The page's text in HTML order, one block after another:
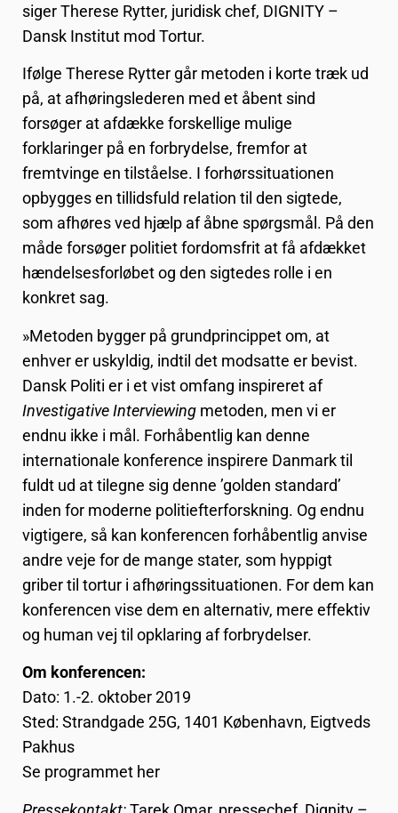
siger Therese Rytter, juridisk chef, DIGNITY –
Dansk Institut mod Tortur.
Ifølge Therese Rytter går metoden i korte træk ud
på, at afhøringslederen med et åbent sind
forsøger at afdække forskellige mulige
forklaringer på en forbrydelse, fremfor at
fremtvinge en tilståelse. I forhørssituationen
opbygges en tillidsfuld relation til den sigtede,
som afhøres ved hjælp af åbne spørgsmål. På den
måde forsøger politiet fordomsfrit at få afdækket
hændelsesforløbet og den sigtedes rolle i en
konkret sag.
»Metoden bygger på grundprincippet om, at
enhver er uskyldig, indtil det modsatte er bevist.
Dansk Politi er i et vist omfang inspireret af
Investigative Interviewing metoden, men vi er
endnu ikke i mål. Forhåbentlig kan denne
internationale konference inspirere Danmark til
fuldt ud at tilegne sig denne ’golden standard’
inden for moderne politiefterforskning. Og endnu
vigtigere, så kan konferencen forhåbentlig anvise
andre veje for de mange stater, som hyppigt
griber til tortur i afhøringssituationen. For dem kan
konferencen vise dem en alternativ, mere effektiv
og human vej til opklaring af forbrydelser.
Om konferencen:
Dato: 1.-2. oktober 2019
Sted: Strandgade 25G, 1401 København, Eigtveds
Pakhus
Se programmet her